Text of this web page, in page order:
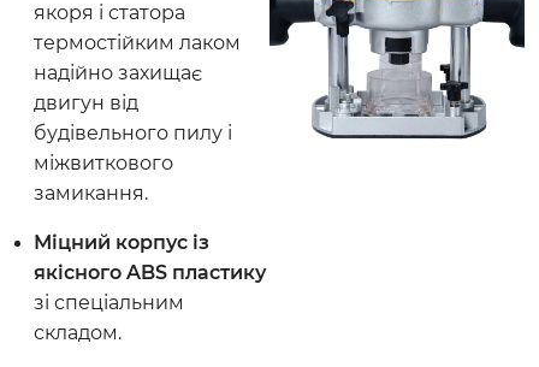
якоря і статора
термостійким лаком
надійно захищає
двигун від
будівельного пилу і
міжвиткового
замикання.
Міцний корпус із
якісного ABS пластику
зі спеціальним
складом.